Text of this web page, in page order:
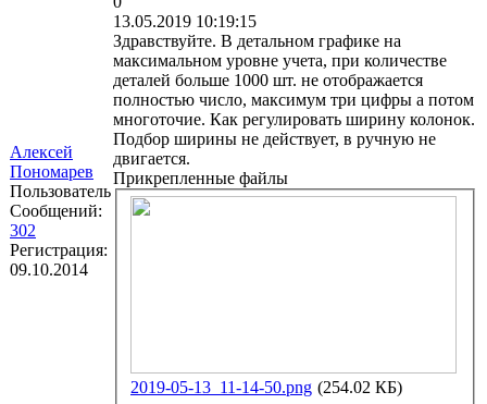
Алексей
Пономарев
Пользователь
Сообщений:
302
Регистрация:
09.10.2014
13.05.2019 10:19:15
Здравствуйте. В детальном графике на
максимальном уровне учета, при количестве
деталей больше 1000 шт. не отображается
полностью число, максимум три цифры а потом
многоточие. Как регулировать ширину колонок.
Подбор ширины не действует, в ручную не
двигается.
Прикрепленные файлы
2019-05-13_11-14-50.png (254.02 КБ)